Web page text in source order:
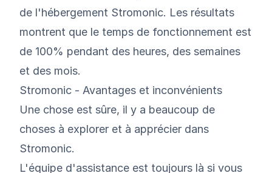
de l'hébergement Stromonic. Les résultats
montrent que le temps de fonctionnement est
de 100% pendant des heures, des semaines
et des mois.
Stromonic - Avantages et inconvénients
Une chose est sûre, il y a beaucoup de
choses à explorer et à apprécier dans
Stromonic.
L'équipe d'assistance est toujours là si vous